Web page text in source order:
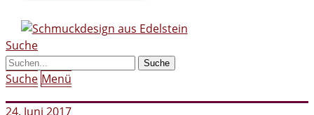
Suche
Suche Menü
24. Juni 2017